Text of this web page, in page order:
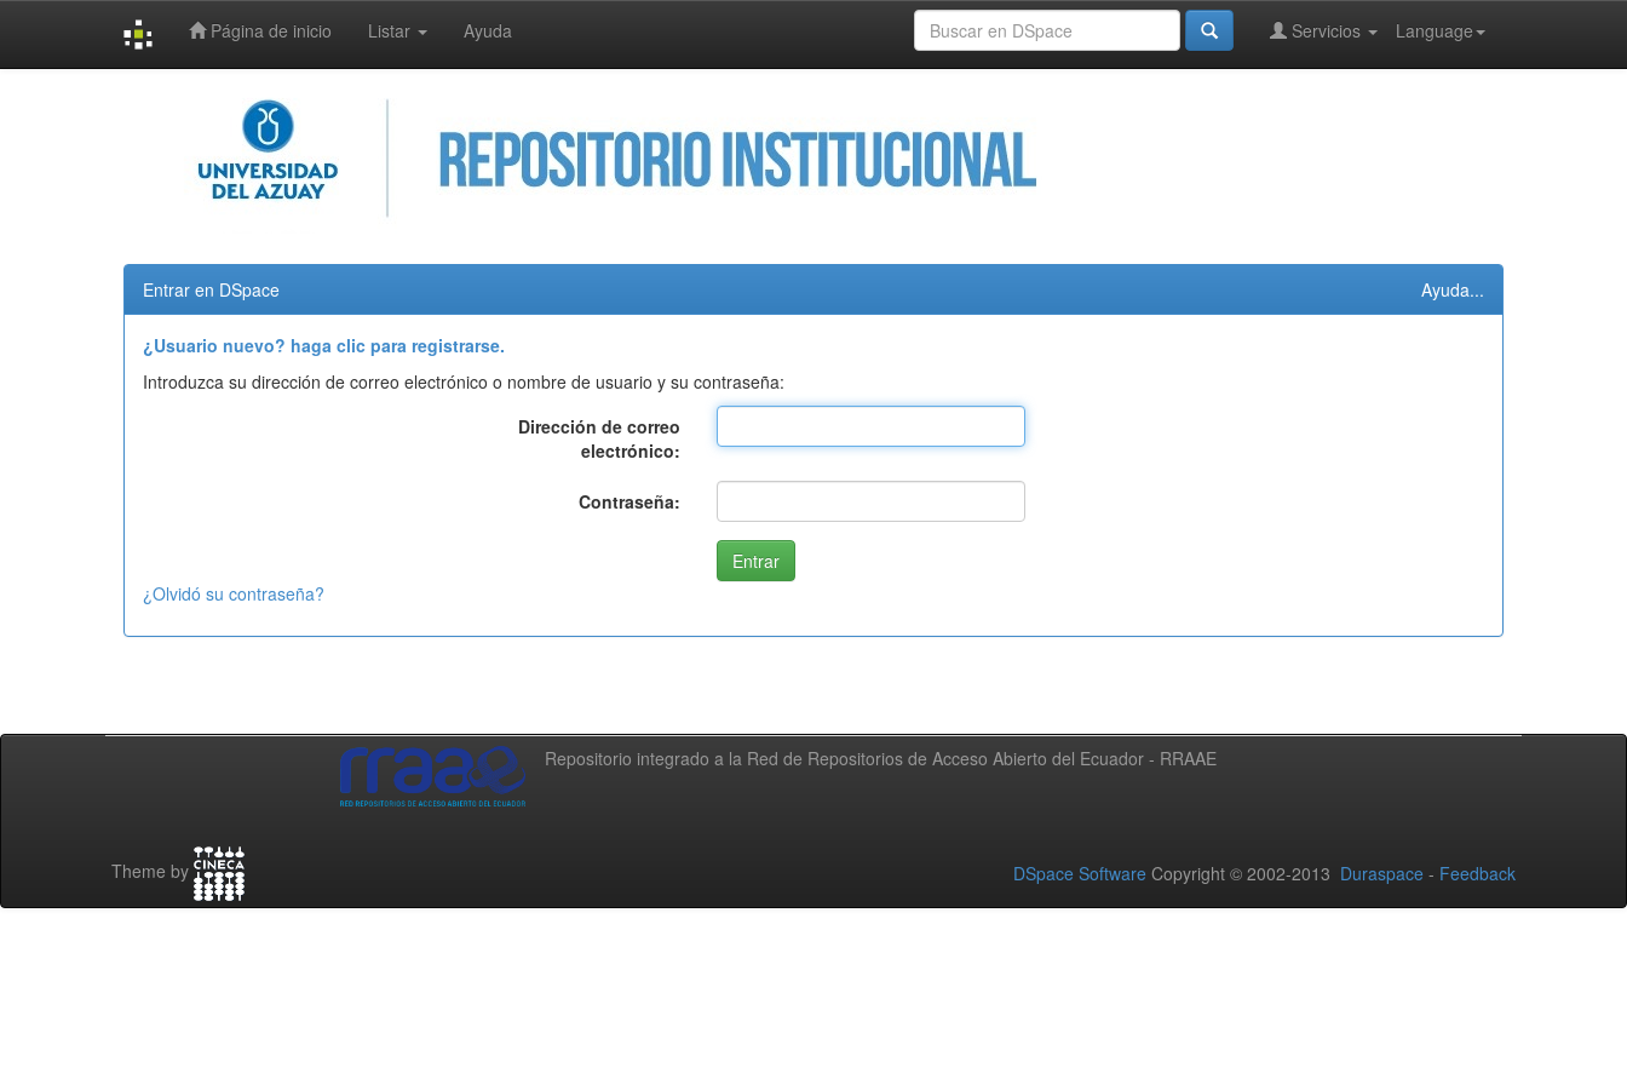
Página de inicio Listar Ayuda Language
Servicios
Entrar en DSpace Ayuda...
¿Usuario nuevo? haga clic para registrarse.
Introduzca su dirección de correo electrónico o nombre de usuario y su contraseña:
Dirección de correo
electrónico:
Contraseña:
¿Olvidó su contraseña?
Repositorio integrado a la Red de Repositorios de Acceso Abierto del Ecuador - RRAAE
Theme by DSpace Software Copyright © 2002-2013 Duraspace - Feedback